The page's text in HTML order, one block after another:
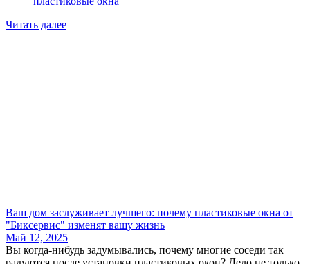
Читать далее
Ваш дом заслуживает лучшего: почему пластиковые окна от
"Биксервис" изменят вашу жизнь
Май 12, 2025
Вы когда-нибудь задумывались, почему многие соседи так